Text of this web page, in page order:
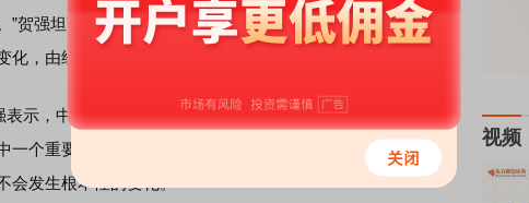
贺强坦言，美国和一些发达国家的货币政策遭遇全面逆转，
，由经济疲软和低迷转化为
，中国的经济总体来讲仍在底部震荡，尚未完全复苏，所
一个重要的标志就是我们也采用了宽松的政策，目前通胀水
发生根本性的变化。
视频